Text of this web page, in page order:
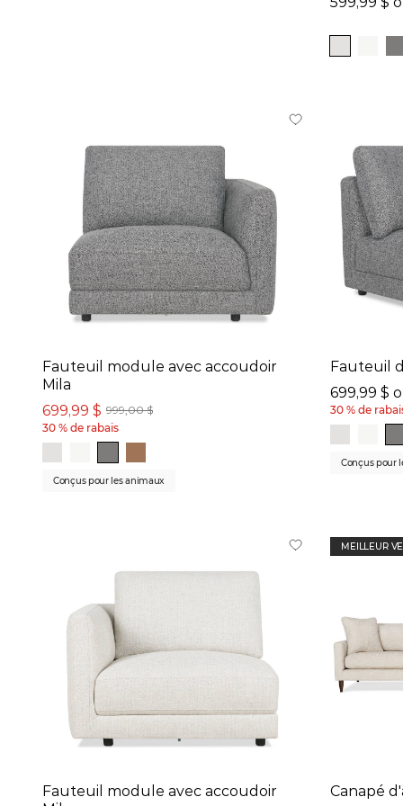
Fauteuil module avec accoudoir
Mila
999,00 $
699,99 $
30 % de rabais
Conçus pour les animaux
Fauteuil
699,99 $
30 % de
Conçus pour
Fauteuil module avec accoudoir
MEILLEUR
Canapé